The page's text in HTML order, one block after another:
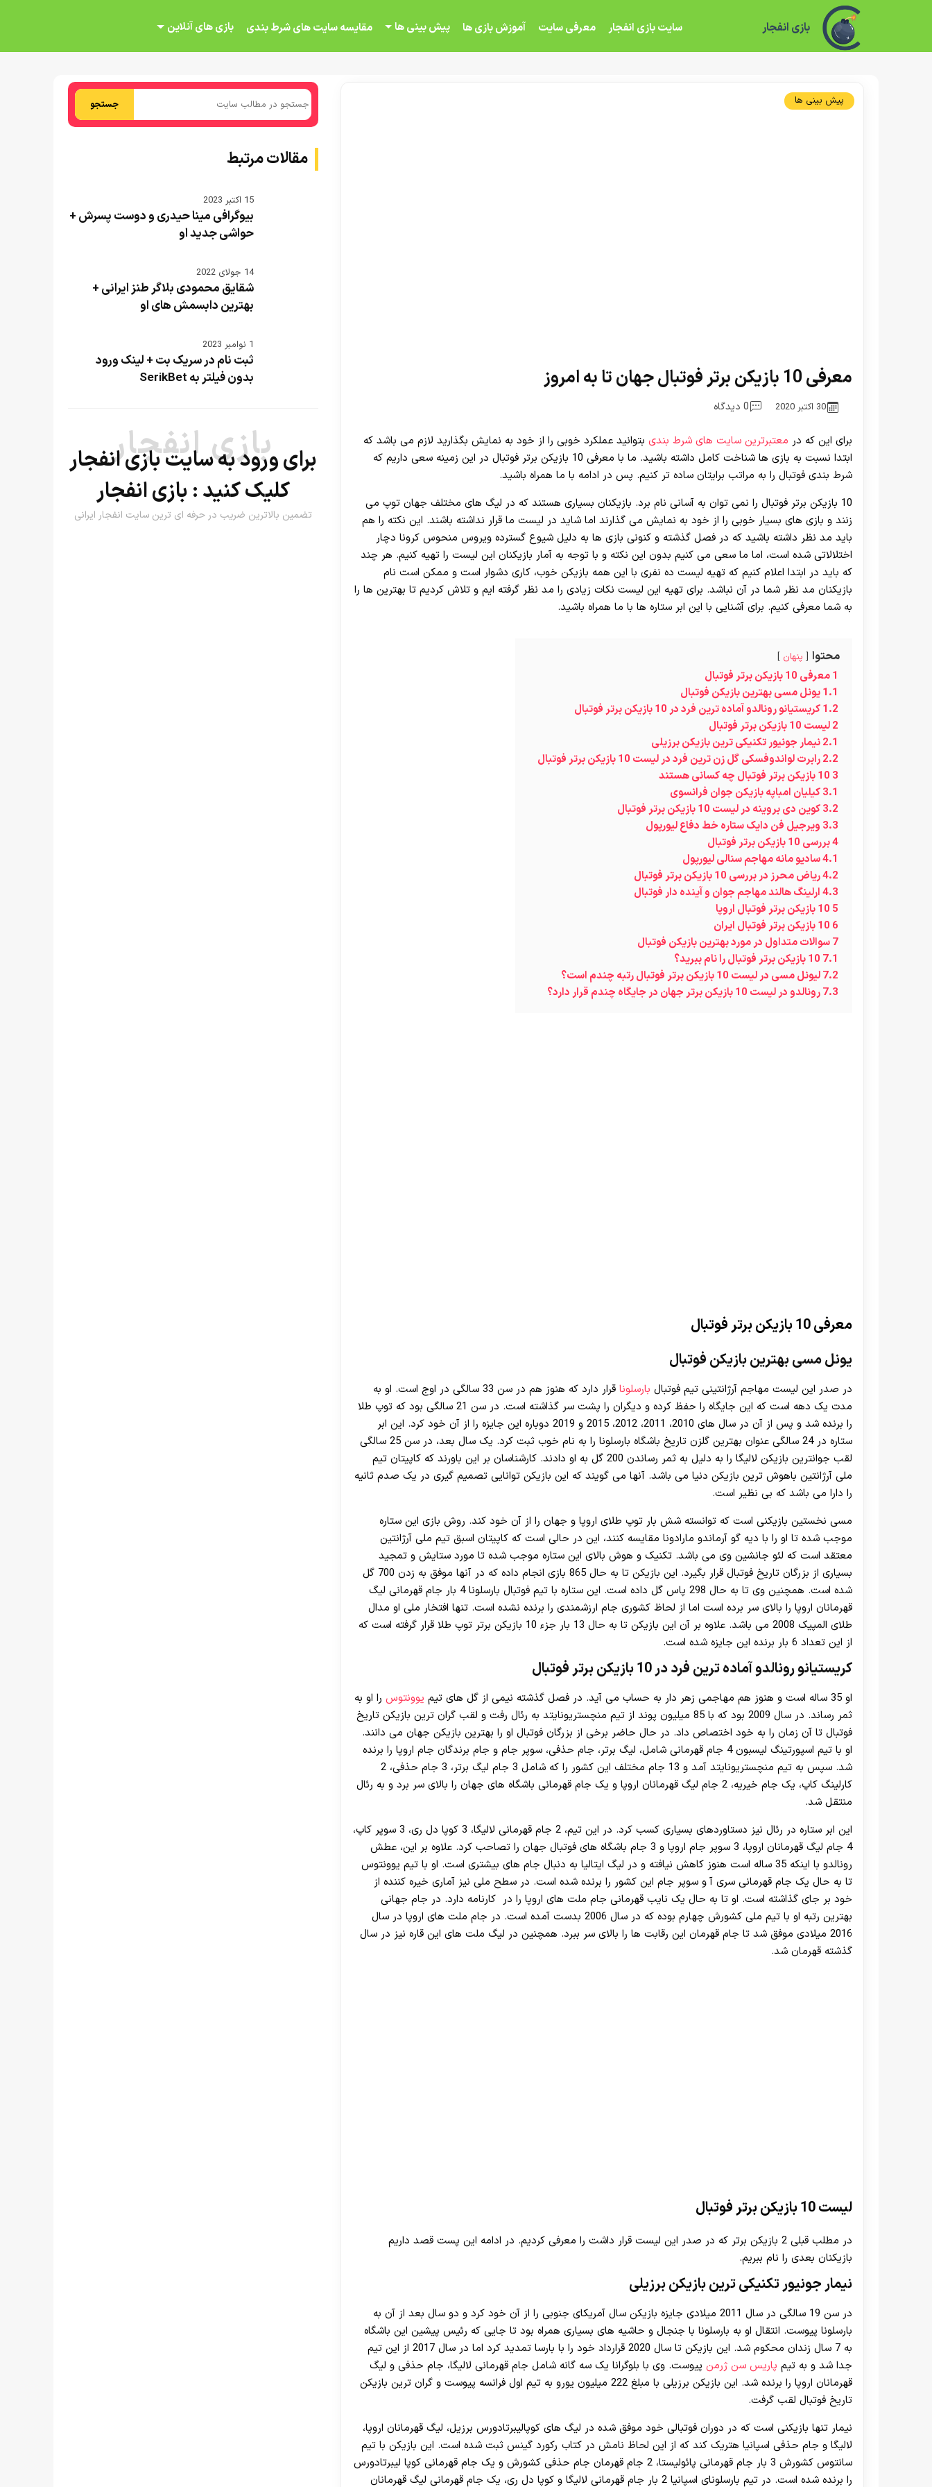
30 تا 50 درصد شارژ هدیه بیشتر فقط با ثبت نام در هات بت
بازی انفجار سایت بازی انفجار معرفی سایت آموزش بازی ها پیش بینی ها مقایسه سایت های شرط بندی بازی های آنلاین
پیش بینی ها
معرفی 10 بازیکن برتر فوتبال جهان تا به امروز
30 اکتبر 2020 0 دیدگاه
برای این که در معتبرترین سایت های شرط بندی بتوانید عملکرد خوبی را از خود به نمایش بگذارید لازم می باشد که
ابتدا نسبت به بازی ها شناخت کامل داشته باشید. ما با معرفی 10 بازیکن برتر فوتبال در این زمینه سعی داریم که
شرط بندی فوتبال را به مراتب برایتان ساده تر کنیم. پس در ادامه با ما همراه باشید.
10 بازیکن برتر فوتبال را نمی توان به آسانی نام برد. بازیکنان بسیاری هستند که در لیگ های مختلف جهان توپ می
زنند و بازی های بسیار خوبی را از خود به نمایش می گذارند اما شاید در لیست ما قرار نداشته باشند. این نکته را هم
باید مد نظر داشته باشید که در فصل گذشته و کنونی بازی ها به دلیل شیوع گسترده ویروس منحوس کرونا دچار
اختلالاتی شده است، اما ما سعی می کنیم بدون این نکته و با توجه به آمار بازیکنان این لیست را تهیه کنیم. هر چند
که باید در ابتدا اعلام کنیم که تهیه لیست ده نفری با این همه بازیکن خوب، کاری دشوار است و ممکن است نام
بازیکنان مد نظر شما در آن نباشد. برای تهیه این لیست نکات زیادی را مد نظر گرفته ایم و تلاش کردیم تا بهترین ها را
به شما معرفی کنیم. برای آشنایی با این ابر ستاره ها با ما همراه باشید.
محتوا پنهان
1معرفی 10 بازیکن برتر فوتبال
1.1یونل مسی بهترین بازیکن فوتبال
1.2کریستیانو رونالدو آماده ترین فرد در 10 بازیکن برتر فوتبال
2لیست 10 بازیکن برتر فوتبال
2.1نیمار جونیور تکنیکی ترین بازیکن برزیلی
2.2رابرت لواندوفسکی گل زن ترین فرد در لیست 10 بازیکن برتر فوتبال
3 10 بازیکن برتر فوتبال چه کسانی هستند
3.1کیلیان امباپه بازیکن جوان فرانسوی
3.2کوین دی بروینه در لیست 10 بازیکن برتر فوتبال
3.3 ویرجیل فن دایک ستاره خط دفاع لیورپول
4بررسی 10 بازیکن برتر فوتبال
4.1سادیو مانه مهاجم سنالی لیورپول
4.2ریاض محرز در بررسی 10 بازیکن برتر فوتبال
4.3ارلینگ هالند مهاجم جوان و آینده دار فوتبال
5 10 بازیکن برتر فوتبال اروپا
6 10 بازیکن برتر فوتبال ایران
7سوالات متداول در مورد بهترین بازیکن فوتبال
7.1 10 بازیکن برتر فوتبال را نام ببرید؟
7.2لیونل مسی در لیست 10 بازیکن برتر فوتبال رتبه چندم است؟
7.3رونالدو در لیست 10 بازیکن برتر جهان در جایگاه چندم قرار دارد؟
معرفی 10 بازیکن برتر فوتبال
یونل مسیبهترین بازیکن فوتبال
در صدر این لیست مهاجم آرژانتینی تیم فوتبال بارسلونا
قرار دارد که هنوز هم در سن 33 سالگی در اوج است. او به
مدت یک دهه است که این جایگاه را حفظ کرده و دیگران را پشت سر گذاشته است. در سن 21 سالگی بود که توپ طلا
را برنده شد و پس از آن در سال های 2010، 2011، 2012، 2015 و 2019 دوباره این جایزه را از آن خود کرد. این ابر
ستاره در 24 سالگی عنوان بهترین گلزن تاریخ باشگاه بارسلونا را به نام خوب ثبت کرد. یک سال بعد، در سن 25 سالگی
لقب جوانترین بازیکن لالیگا را به دلیل به ثمر رساندن 200 گل به او دادند. کارشناسان بر این باورند که کاپیتان تیم
ملی آرژانتین باهوش ترین بازیکن دنیا می باشد. آنها می گویند که این بازیکن توانایی تصمیم گیری در یک صدم ثانیه
را دارا می باشد که بی نظیر است.
مسی نخستین بازیکنی است که توانسته شش بار توپ طلای اروپا و جهان را از آن خود کند. روش بازی این ستاره
موجب شده تا او را با دیه گو آرماندو مارادونا مقایسه کنند، این در حالی است که کاپیتان اسبق تیم ملی آرژانتین
معتقد است که لئو جانشین وی می باشد. تکنیک و هوش بالای این ستاره موجب شده تا مورد ستایش و تمجید
بسیاری از بزرگان تاریخ فوتبال قرار بگیرد. این بازیکن تا به حال 865 بازی انجام داده که در آنها موفق به زدن 700 گل
شده است. همچنین وی تا به حال 298 پاس گل داده است. این ستاره با تیم فوتبال بارسلونا 4 بار جام قهرمانی لیگ
قهرمانان اروپا را بالای سر برده است اما از لحاظ کشوری جام ارزشمندی را برنده نشده است. تنها افتخار ملی او مدال
طلای المپیک 2008 می باشد. علاوه بر آن این بازیکن تا به حال 13 بار جزء 10 بازیکن برتر توپ طلا قرار گرفته است که
از این تعداد 6 بار برنده این جایزه شده است.
کریستیانو رونالدوآماده ترین فرد در10 بازیکن برتر فوتبال
او 35 ساله است و هنوز هم مهاجمی زهر دار به حساب می آید. در فصل گذشته نیمی از گل های تیم یوونتوس را او به
ثمر رساند. در سال 2009 بود که با 85 میلیون پوند از تیم منچستریونایتد به رئال رفت و لقب گران ترین بازیکن تاریخ
فوتبال تا آن زمان را به خود اختصاص داد. در حال حاضر برخی از بزرگان فوتبال او را بهترین بازیکن جهان می دانند.
او با تیم اسپورتینگ لیسبون 4 جام قهرمانی شامل، لیگ برتر، جام حذفی، سوپر جام و جام برندگان جام اروپا را برنده
شد. سپس به تیم منچستریونایتد آمد و 13 جام مختلف این کشور را که شامل 3 جام لیگ برتر، 3 جام حذفی، 2
کارلینگ کاپ، یک جام خیریه، 2 جام لیگ قهرمانان اروپا و یک جام قهرمانی باشگاه های جهان را بالای سر برد و به رئال
منتقل شد.
این ابر ستاره در رئال نیز دستاوردهای بسیاری کسب کرد. در این تیم، 2 جام قهرمانی لالیگا، 3 کوپا دل ری، 3 سوپر کاپ،
4 جام لیگ قهرمانان اروپا، 3 سوپر جام اروپا و 3 جام باشگاه های فوتبال جهان را تصاحب کرد. علاوه بر این، عطش
رونالدو با اینکه 35 ساله است هنوز کاهش نیافته و در لیگ ایتالیا به دنبال جام های بیشتری است. او با تیم یوونتوس
تا به حال یک جام قهرمانی سری آ و سوپر جام این کشور را برنده شده است. در سطح ملی نیز آماری خیره کننده از
خود بر جای گذاشته است. او تا به حال یک نایب قهرمانی جام ملت های اروپا را در کارنامه دارد. در جام جهانی
بهترین رتبه او با تیم ملی کشورش چهارم بوده که در سال 2006 بدست آمده است. در جام ملت های اروپا در سال
2016 میلادی موفق شد تا جام قهرمان این رقابت ها را بالای سر ببرد. همچنین در لیگ ملت های این قاره نیز در سال
گذشته قهرمان شد.
لیست 10 بازیکن برتر فوتبال
در مطلب قبلی 2 بازیکن برتر که در صدر این لیست قرار داشت را معرفی کردیم. در ادامه این پست قصد داریم
بازیکنان بعدی را نام ببریم.
نیمارجونیور تکنیکی ترین بازیکن برزیلی
در سن 19 سالگی در سال 2011 میلادی جایزه بازیکن سال آمریکای جنوبی را از آن خود کرد و دو سال بعد از آن به
بارسلونا پیوست. انتقال او به بارسلونا با جنجال و حاشیه های بسیاری همراه بود تا جایی که رئیس پیشین این باشگاه
به 7 سال زندان محکوم شد. این بازیکن تا سال 2020 قرارداد خود را با بارسا تمدید کرد اما در سال 2017 از این تیم
جدا شد و به تیم پاریس سن ژرمن پیوست. وی با بلوگرانا یک سه گانه شامل جام قهرمانی لالیگا، جام حذفی و لیگ
قهرمانان اروپا را برنده شد. این بازیکن برزیلی با مبلغ 222 میلیون یورو به تیم اول فرانسه پیوست و گران ترین بازیکن
تاریخ فوتبال لقب گرفت.
نیمار تنها بازیکنی است که در دوران فوتبالی خود موفق شده در لیگ های کوپالیبرتادورس برزیل، لیگ قهرمانان اروپا،
لالیگا و جام حذفی اسپانیا هتریک کند که از این لحاظ نامش در کتاب رکورد گینس ثبت شده است. این بازیکن با تیم
سانتوس کشورش 3 بار جام قهرمانی پائولیستا، 2 جام قهرمان جام حذفی کشورش و یک جام قهرمانی کوپا لیبرتادورس
را برنده شده است. در تیم بارسلونای اسپانیا 2 بار جام قهرمانی لالیگا و کوپا دل ری، یک جام قهرمانی لیگ قهرمانان
جستجو
مقالات مرتبط
15 اکتبر 2023
بیوگرافی مینا حیدری و دوست پسرش +
حواشی جدید او
14 جولای 2022
شقایق محمودی بلاگر طنز ایرانی +
بهترین دابسمش های او
1 نوامبر 2023
ثبت نام در سریک بت + لینک ورود
بدون فیلتر به SerikBet
بازی انفجار
برای ورود به سایت بازی انفجار
کلیک کنید : بازی انفجار
تضمین بالاترین ضریب در حرفه ای ترین سایت انفجار ایرانی